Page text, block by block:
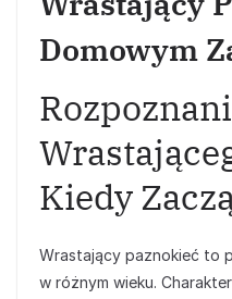
Domowym
Kiedy
Wrastający paznokieć to
w różnym wieku.